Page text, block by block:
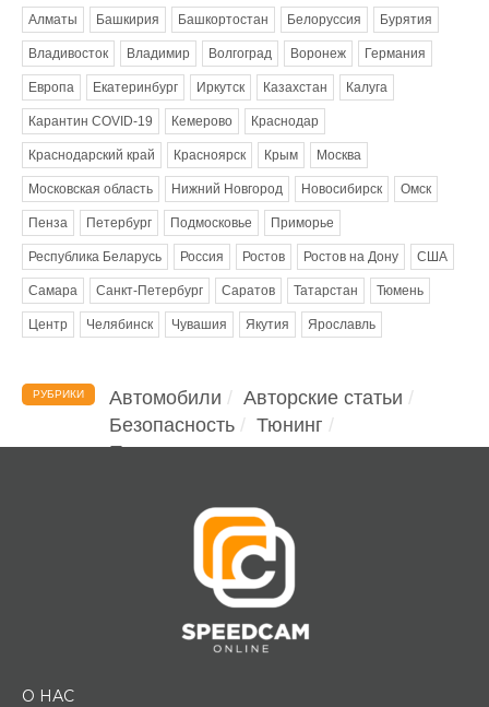
Алматы Башкирия Башкортостан Белоруссия Бурятия
Владивосток Владимир Волгоград Воронеж Германия
Европа Екатеринбург Иркутск Казахстан Калуга
Карантин COVID-19 Кемерово Краснодар
Краснодарский край Красноярск Крым Москва
Московская область Нижний Новгород Новосибирск Омск
Пенза Петербург Подмосковье Приморье
Республика Беларусь Россия Ростов Ростов на Дону США
Самара Санкт-Петербург Саратов Татарстан Тюмень
Центр Челябинск Чувашия Якутия Ярославль
РУБРИКИ Автомобили
Авторские статьи
Безопасность
Тюнинг
Помощь водителю
О НАС